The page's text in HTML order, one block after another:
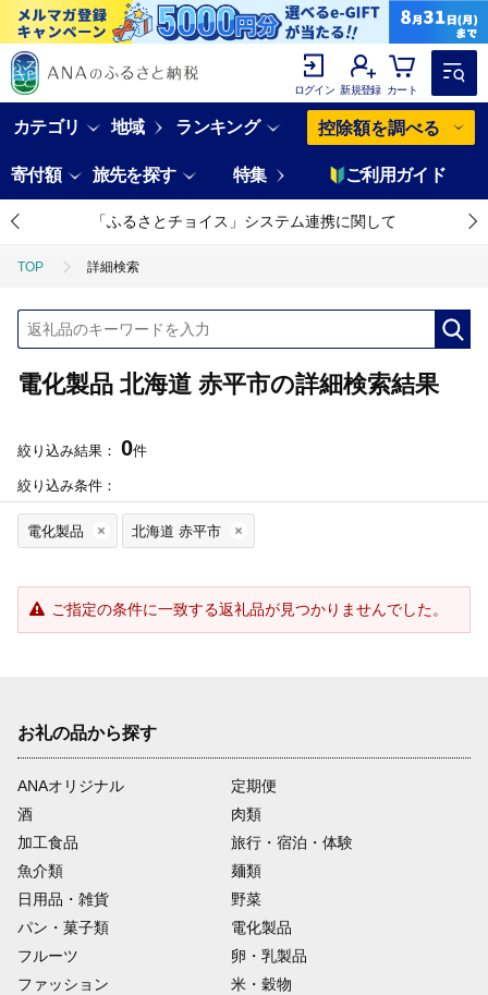
ログイン 新規登録 カート
カテゴリ 地域 ランキング 控除額を調べる
寄付額 旅先を探す 特集 ご利用ガイド
「ふるさとチョイス」システム連携に関して
TOP 詳細検索
電化製品 北海道 赤平市の詳細検索結果
絞り込み結果： 0件
絞り込み条件：
電化製品 北海道 赤平市
ご指定の条件に一致する返礼品が見つかりませんでした。
お礼の品から探す
ANAオリジナル
定期便
酒
肉類
加工食品
旅行・宿泊・体験
魚介類
麺類
日用品・雑貨
野菜
パン・菓子類
電化製品
フルーツ
卵・乳製品
ファッション
米・穀物